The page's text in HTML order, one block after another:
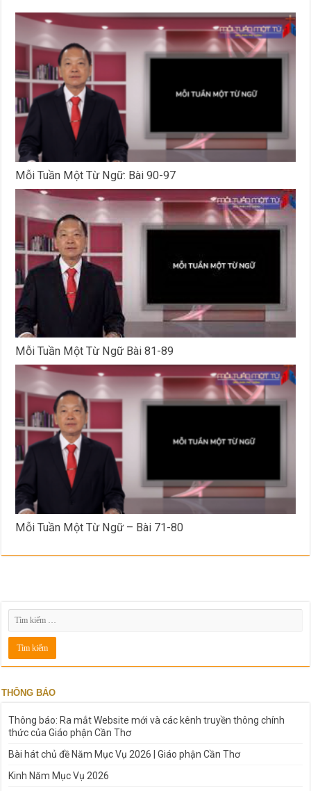
Mỗi Tuần Một Từ Ngữ: Bài 90-97
Mỗi Tuần Một Từ Ngữ Bài 81-89
Mỗi Tuần Một Từ Ngữ – Bài 71-80
THÔNG BÁO
Thông báo: Ra mắt Website mới và các kênh truyền thông chính
thức của Giáo phận Cần Thơ
Bài hát chủ đề Năm Mục Vụ 2026 | Giáo phận Cần Thơ
Kinh Năm Mục Vụ 2026